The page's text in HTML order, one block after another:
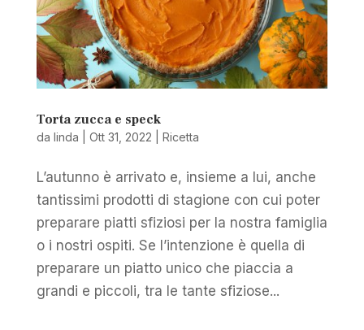
Torta zucca e speck
da linda Ott 31, 2022 Ricetta
L’autunno è arrivato e, insieme a lui, anche
tantissimi prodotti di stagione con cui poter
preparare piatti sfiziosi per la nostra famiglia
o i nostri ospiti. Se l’intenzione è quella di
preparare un piatto unico che piaccia a
grandi e piccoli, tra le tante sfiziose...